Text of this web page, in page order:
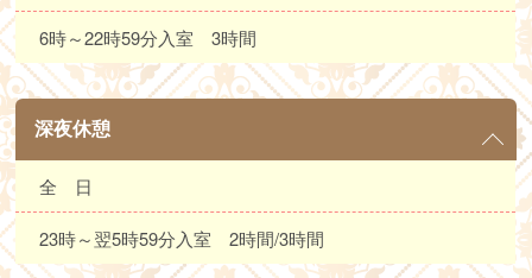
6時～22時59分入室 3時間
深夜休憩
全 日
23時～翌5時59分入室 2時間/3時間